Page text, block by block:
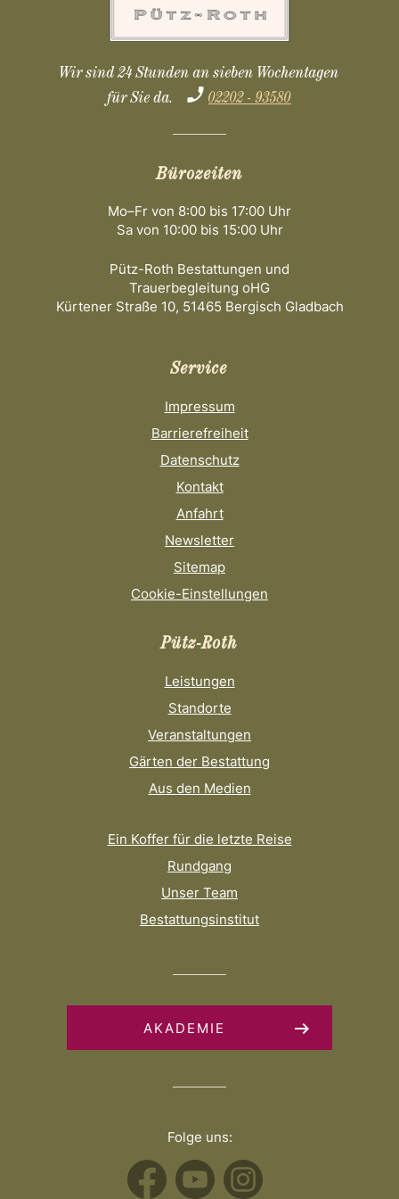
Wir sind 24 Stunden an sieben Wochentagen
für Sie da.
02202 - 93580
Bürozeiten
Mo–Fr von 8:00 bis 17:00 Uhr
Sa von 10:00 bis 15:00 Uhr
Pütz-Roth Bestattungen und
Trauerbegleitung oHG
Kürtener Straße 10, 51465 Bergisch Gladbach
Service
Impressum
Barrierefreiheit
Datenschutz
Kontakt
Anfahrt
Newsletter
Sitemap
Cookie-Einstellungen
Pütz-Roth
Leistungen
Standorte
Veranstaltungen
Gärten der Bestattung
Aus den Medien
Ein Koffer für die letzte Reise
Rundgang
Unser Team
Bestattungsinstitut
AKADEMIE
Folge uns: